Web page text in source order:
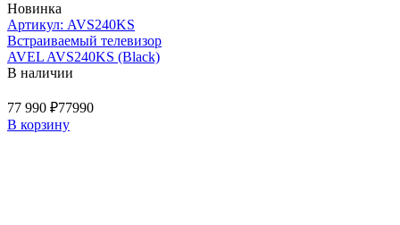
Новинка
Артикул: AVS240KS
Встраиваемый телевизор
AVEL AVS240KS (Black)
В наличии
77 990 ₽77990
В корзину